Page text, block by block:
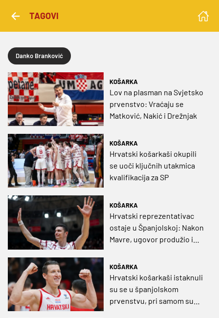
TAGOVI
Danko Branković
KOŠARKA
Lov na plasman na Svjetsko
prvenstvo: Vraćaju se
Matković, Nakić i Drežnjak
KOŠARKA
Hrvatski košarkaši okupili
se uoči ključnih utakmica
kvalifikacija za SP
KOŠARKA
Hrvatski reprezentativac
ostaje u Španjolskoj: Nakon
Mavre, ugovor produžio i
KOŠARKA
Hrvatski košarkaši istaknuli
su se u španjolskom
prvenstvu, pri samom su